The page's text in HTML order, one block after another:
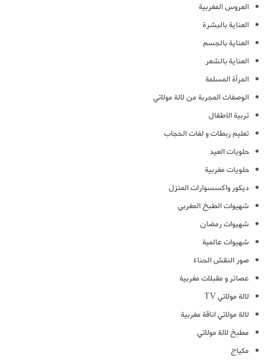
العروس المغربية
العناية بالبشرة
العناية بالجسم
العناية بالشعر
المرأة المسلمة
الوصفات المجربة من لالة مولاتي
تربية الاطفال
تعليم ربطات و لفات الحجاب
حلويات العيد
حلويات مغربية
ديكور واكسسوارات المنزل
شهيوات الطبخ المغربي
شهيوات رمضان
شهيوات عالمية
صور النقش الحناء
عصائر و مقبلات مغربية
لالة مولاتي TV
لالة مولاتي اناقة مغربية
مطبخ لالة مولاتي
مكياج